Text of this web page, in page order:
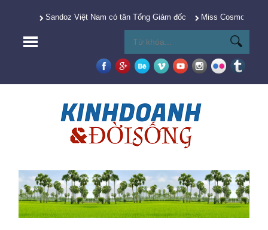
Sandoz Việt Nam có tân Tổng Giám đốc Miss Cosmo 2025